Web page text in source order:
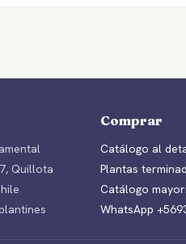
Quillota
Comprar
Catálogo al
Plantas
Catálogo
WhatsApp